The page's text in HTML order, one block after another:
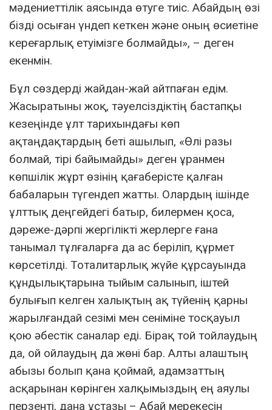
мәдениеттілік аясында өтуге тиіс. Абайдың өзі
бізді осыған үндеп кеткен және оның өсиетіне
кереғарлық етуімізге болмайды», – деген
екенмін.
Бұл сөздерді жайдан-жай айтпаған едім.
Жасыратыны жоқ, тәуелсіздіктің бастапқы
кезеңінде ұлт тарихындағы көп
ақтаңдақтардың беті ашылып, «Өлі разы
болмай, тірі байымайды» деген ұранмен
көпшілік жұрт өзінің қағаберісте қалған
бабаларын түгендеп жатты. Олардың ішінде
ұлттық деңгейдегі батыр, билермен қоса,
дәреже-дәрпі жергілікті жерлерге ғана
танымал тұлғаларға да ас беріліп, құрмет
көрсетілді. Тоталитарлық жүйе құрсауында
құндылықтарына тыйым салынып, іштей
булығып келген халықтың ақ түйенің қарны
жарылғандай сезімі мен сеніміне тосқауыл
қою әбестік саналар еді. Бірақ той тойлаудың
да, ой ойлаудың да жөні бар. Алты алаштың
абызы болып қана қоймай, адамзаттың
асқарынан көрінген халқымыздың ең аяулы
перзенті, дана ұстазы – Абай мерекесін